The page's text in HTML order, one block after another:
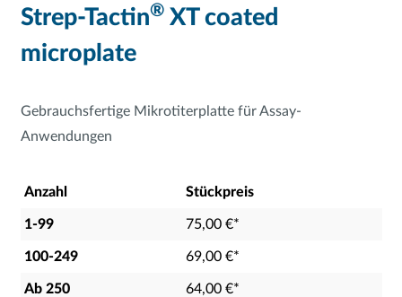
Strep-Tactin®XT coated
microplate
Gebrauchsfertige Mikrotiterplatte für Assay-
Anwendungen
Anzahl Stückpreis
1-99 75,00 €*
100-249 69,00 €*
Ab 250 64,00 €*